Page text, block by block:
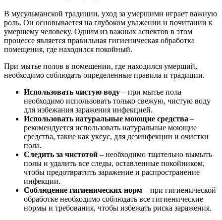
В мусульманской традиции, уход за умершими играет важную
роль. Он основывается на глубоком уважении и почитании к
умершему человеку. Одним из важных аспектов в этом
процессе является правильная гигиеническая обработка
помещения, где находился покойный.
При мытье полов в помещении, где находился умерший,
необходимо соблюдать определенные правила и традиции.
Использовать чистую воду – при мытье пола
необходимо использовать только свежую, чистую воду
для избежания заражения инфекцией.
Использовать натуральные моющие средства –
рекомендуется использовать натуральные моющие
средства, такие как уксус, для дезинфекции и очистки
пола.
Следить за чистотой – необходимо тщательно вымыть
полы и удалить все следы, оставленные покойником,
чтобы предотвратить заражение и распространение
инфекции.
Соблюдение гигиенических норм – при гигиенической
обработке необходимо соблюдать все гигиенические
нормы и требования, чтобы избежать риска заражения.